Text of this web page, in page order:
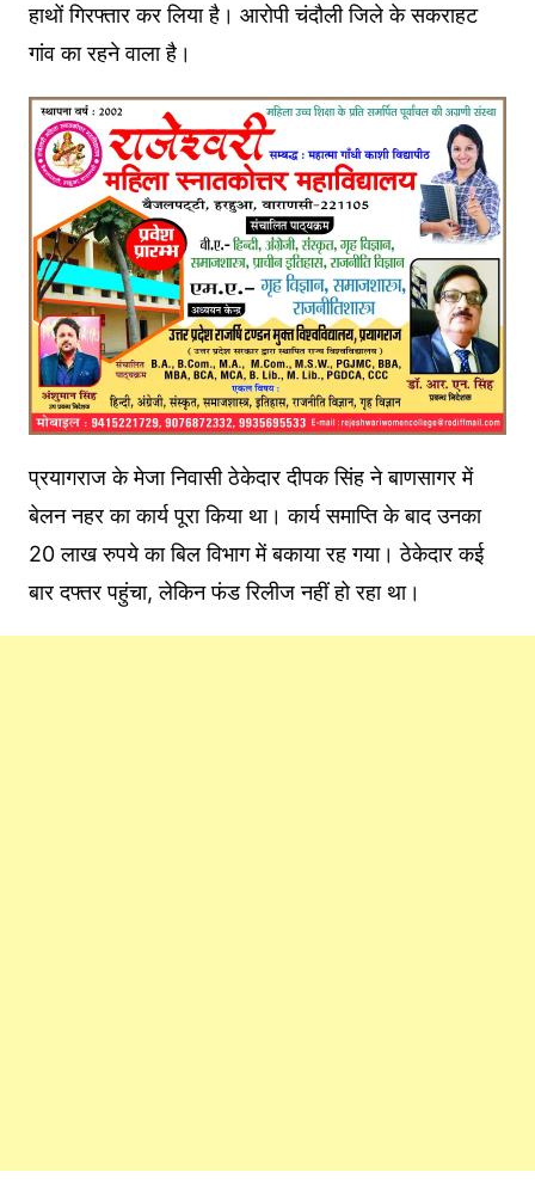
हाथों गिरफ्तार कर लिया है। आरोपी चंदौली जिले के सकराहट
गांव का रहने वाला है।
प्रयागराज के मेजा निवासी ठेकेदार दीपक सिंह ने बाणसागर में
बेलन नहर का कार्य पूरा किया था। कार्य समाप्ति के बाद उनका
20 लाख रुपये का बिल विभाग में बकाया रह गया। ठेकेदार कई
बार दफ्तर पहुंचा, लेकिन फंड रिलीज नहीं हो रहा था।